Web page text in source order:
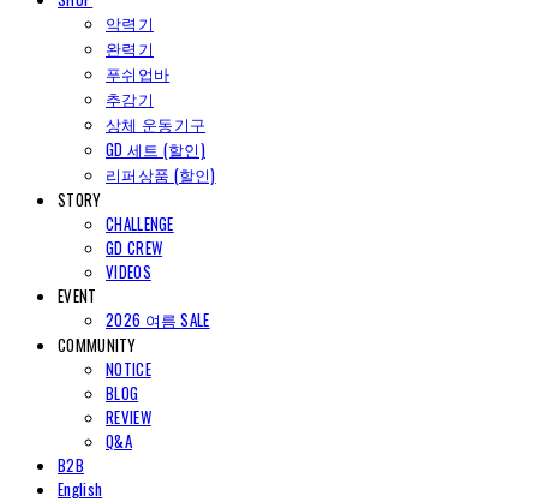
악력기
완력기
푸쉬업바
추감기
상체 운동기구
GD 세트 (할인)
리퍼상품 (할인)
STORY
CHALLENGE
GD CREW
VIDEOS
EVENT
2026 여름 SALE
COMMUNITY
NOTICE
BLOG
REVIEW
Q&A
B2B
English